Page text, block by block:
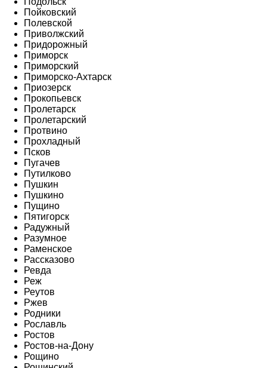
Пойковский
Полевской
Приволжский
Придорожный
Приморск
Приморский
Приморско-Ахтарск
Приозерск
Прокопьевск
Пролетарск
Пролетарский
Протвино
Прохладный
Псков
Пугачев
Путилково
Пушкин
Пушкино
Пущино
Пятигорск
Радужный
Разумное
Раменское
Рассказово
Ревда
Реж
Реутов
Ржев
Родники
Рославль
Ростов
Ростов-на-Дону
Рощино